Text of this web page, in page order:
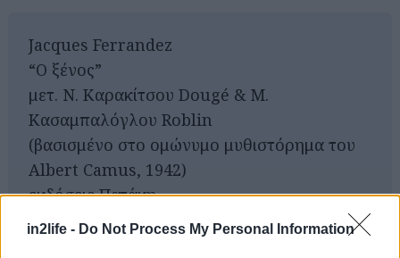
in2life - Do Not Process My Personal Information
Jacques Ferrandez
“Ο ξένος”
μετ. Ν. Καρακίτσου Dougé & Μ.
Κασαμπαλόγλου Roblin
(βασισμένο στο ομώνυμο μυθιστόρημα του
Albert Camus, 1942)
εκδόσεις Πατάκη
2016
Αναζήτηση